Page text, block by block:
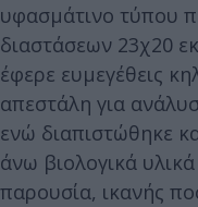
υφασμάτινο τύπου
διαστάσεων 23χ20
έφερε ευμεγέθεις
απεστάλη για
ενώ διαπιστώθηκε
άνω βιολογικά
παρουσία, ικανής